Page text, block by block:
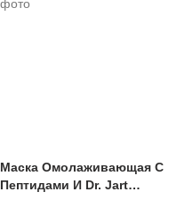
Маска Омолаживающая С
Пептидами И Dr. Jart